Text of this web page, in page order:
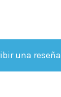
una reseña